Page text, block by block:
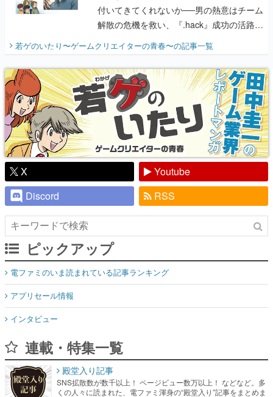
付いてきてくれないか──男の熱意はチーム
解散の危機を救い、『.hack』成功の活路を
開く。業界の快男児・松山 洋に流れる血は
『少年ジャンプ』色だった【若ゲのいた
り】
若ゲのいたり〜ゲームクリエイターの青春〜の記事一覧
X
Youtube
Discord
RSS
ピックアップ
電ファミのいま読まれている記事ランキング
アプリセール情報
インタビュー
連載・特集一覧
殿堂入り記事
SNS拡散数が数千以上！ ページビュー数万以上！ などなど。多
くの人々に読まれた、電ファミ渾身の“殿堂入り”記事をまとめま